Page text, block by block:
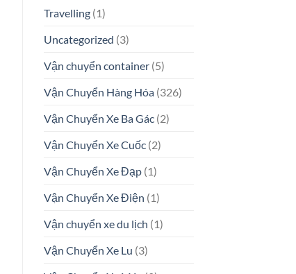
Travelling(1)
Uncategorized (3)
Vận chuyển container(5)
Vận Chuyển Hàng Hóa(326)
Vận Chuyển Xe Ba Gác(2)
Vận Chuyển Xe Cuốc(2)
Vận Chuyển Xe Đạp(1)
Vận Chuyển Xe Điện (1)
Vận chuyển xe du lịch (1)
Vận Chuyển Xe Lu (3)